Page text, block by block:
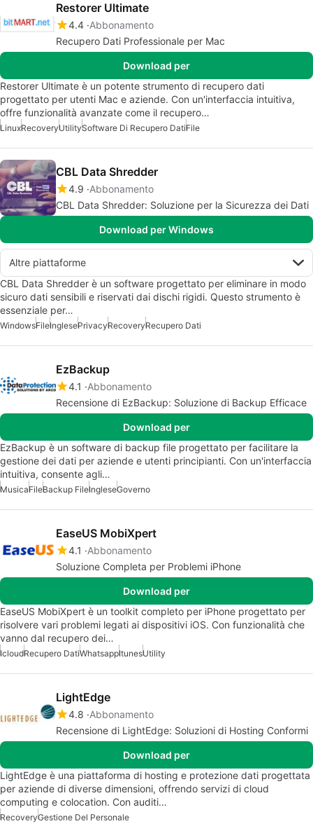
Restorer Ultimate
4.4 Abbonamento
Recupero Dati Professionale per Mac
Download per
Restorer Ultimate è un potente strumento di recupero dati
progettato per utenti Mac e aziende. Con un'interfaccia intuitiva,
offre funzionalità avanzate come il recupero…
LinuxRecoveryUtilitySoftware Di Recupero DatiFile
CBL Data Shredder
4.9 Abbonamento
CBL Data Shredder: Soluzione per la Sicurezza dei Dati
Download per Windows
Altre piattaforme
CBL Data Shredder è un software progettato per eliminare in modo
sicuro dati sensibili e riservati dai dischi rigidi. Questo strumento è
essenziale per…
WindowsFileInglesePrivacyRecoveryRecupero Dati
EzBackup
4.1
Abbonamento
Recensione di EzBackup: Soluzione di Backup Efficace
Download per
EzBackup è un software di backup file progettato per facilitare la
gestione dei dati per aziende e utenti principianti. Con un'interfaccia
intuitiva, consente agli…
MusicaFileBackup FileIngleseGoverno
EaseUS MobiXpert
4.1
Abbonamento
Soluzione Completa per Problemi iPhone
Download per
EaseUS MobiXpert è un toolkit completo per iPhone progettato per
risolvere vari problemi legati ai dispositivi iOS. Con funzionalità che
vanno dal recupero dei…
IcloudRecupero DatiWhatsappItunesUtility
LightEdge
4.8 Abbonamento
Recensione di LightEdge: Soluzioni di Hosting Conformi
Download per
LightEdge è una piattaforma di hosting e protezione dati progettata
per aziende di diverse dimensioni, offrendo servizi di cloud
computing e colocation. Con auditi…
RecoveryGestione Del Personale